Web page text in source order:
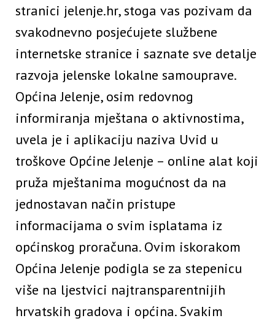
stranici jelenje.hr, stoga vas pozivam da
svakodnevno posjećujete službene
internetske stranice i saznate sve detalje
razvoja jelenske lokalne samouprave.
Općina Jelenje, osim redovnog
informiranja mještana o aktivnostima,
uvela je i aplikaciju naziva Uvid u
troškove Općine Jelenje – online alat koji
pruža mještanima mogućnost da na
jednostavan način pristupe
informacijama o svim isplatama iz
općinskog proračuna. Ovim iskorakom
Općina Jelenje podigla se za stepenicu
više na ljestvici najtransparentnijih
hrvatskih gradova i općina. Svakim